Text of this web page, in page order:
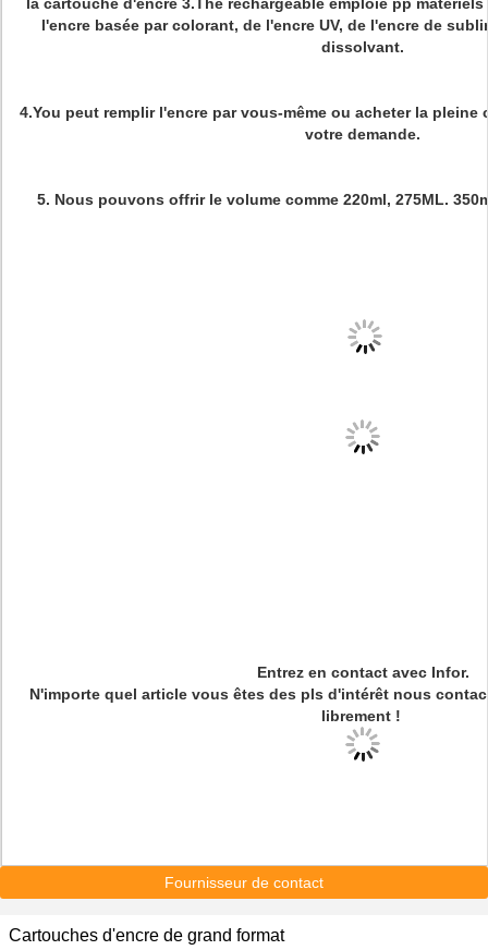
l'encre basée par colorant, de l'encre UV, de l'encre de
dissolvant.
4.You peut remplir l'encre par vous-même ou acheter la
votre demande.
5. Nous pouvons offrir le volume comme 220ml, 275ML.
Entrez en contact avec Infor.
N'importe quel article vous êtes des pls d'intérêt nous
librement !
Fournisseur de contact
Cartouches d'encre de grand format